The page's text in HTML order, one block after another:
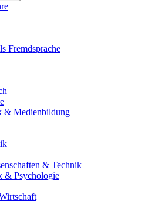
Fremdsprache
& Medienbildung
& Technik
& Psychologie